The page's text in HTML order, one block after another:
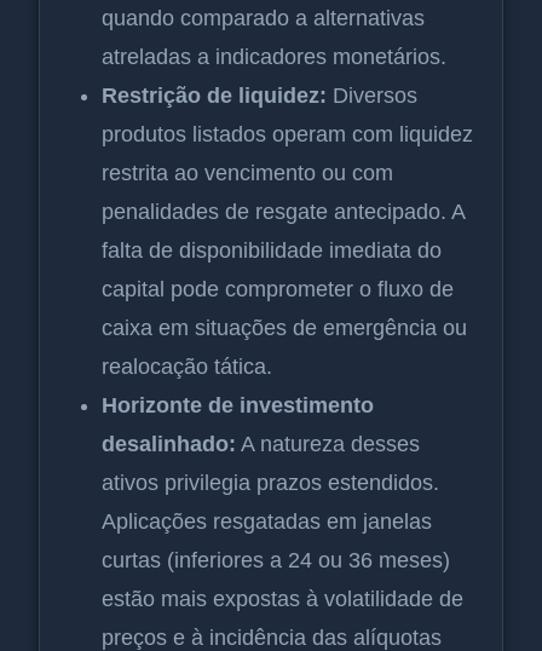
quando comparado a alternativas
atreladas a indicadores monetários.
Restrição de liquidez: Diversos
produtos listados operam com liquidez
restrita ao vencimento ou com
penalidades de resgate antecipado. A
falta de disponibilidade imediata do
capital pode comprometer o fluxo de
caixa em situações de emergência ou
realocação tática.
Horizonte de investimento
desalinhado: A natureza desses
ativos privilegia prazos estendidos.
Aplicações resgatadas em janelas
curtas (inferiores a 24 ou 36 meses)
estão mais expostas à volatilidade de
preços e à incidência das alíquotas